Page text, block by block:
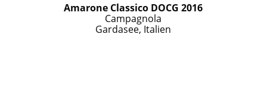
Amarone Classico DOCG 2016
Campagnola
Gardasee, Italien